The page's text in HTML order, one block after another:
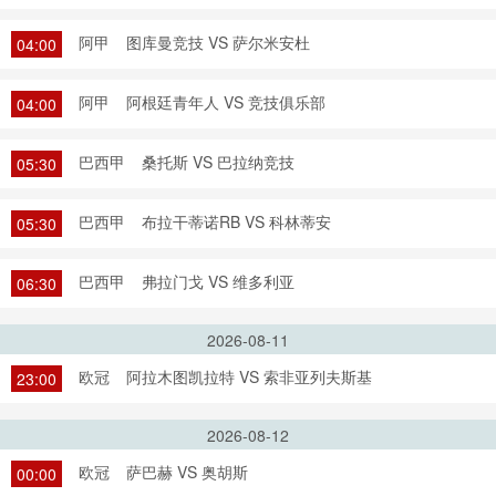
04:00 阿甲 图库曼竞技 VS 萨尔米安杜
04:00 阿甲 阿根廷青年人 VS 竞技俱乐部
05:30 巴西甲 桑托斯 VS 巴拉纳竞技
05:30 巴西甲 布拉干蒂诺RB VS 科林蒂安
06:30 巴西甲 弗拉门戈 VS 维多利亚
2026-08-11
23:00
欧冠 阿拉木图凯拉特 VS 索非亚列夫斯基
2026-08-12
00:00
欧冠 萨巴赫 VS 奥胡斯